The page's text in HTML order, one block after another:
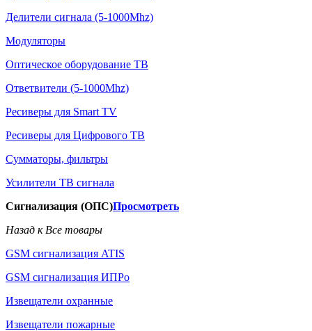
Делители сигнала (5-1000Mhz)
Модуляторы
Оптическое оборудование ТВ
Ответвители (5-1000Mhz)
Ресиверы для Smart TV
Ресиверы для Цифрового ТВ
Сумматоры, фильтры
Усилители ТВ сигнала
Сигнализация (ОПС)Просмотреть
Назад к Все товары
GSM сигнализация ATIS
GSM сигнализация ИПРо
Извещатели охранные
Извещатели пожарные